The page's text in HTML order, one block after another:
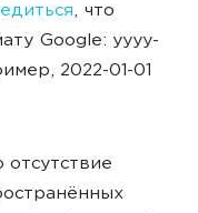
, что
Google: yyyy-
2022-01-01
отсутствие